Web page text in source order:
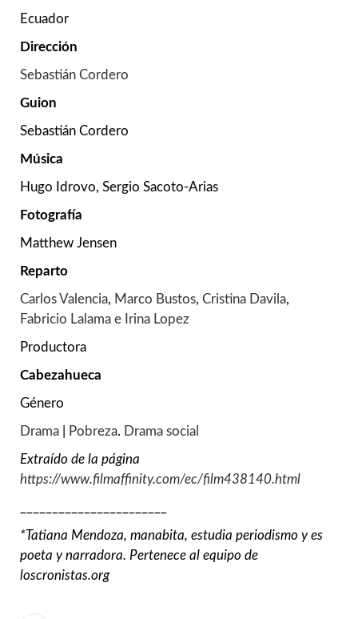
Ecuador
Dirección
Sebastián Cordero
Guion
Sebastián Cordero
Música
Hugo Idrovo, Sergio Sacoto-Arias
Fotografía
Matthew Jensen
Reparto
Carlos Valencia, Marco Bustos, Cristina Davila,
Fabricio Lalama e Irina Lopez
Productora
Cabezahueca
Género
Drama Pobreza. Drama social
Extraído de la página
https://www.filmaffinity.com/ec/film438140.html
*Tatiana Mendoza, manabita, estudia periodismo y es
poeta y narradora. Pertenece al equipo de
loscronistas.org